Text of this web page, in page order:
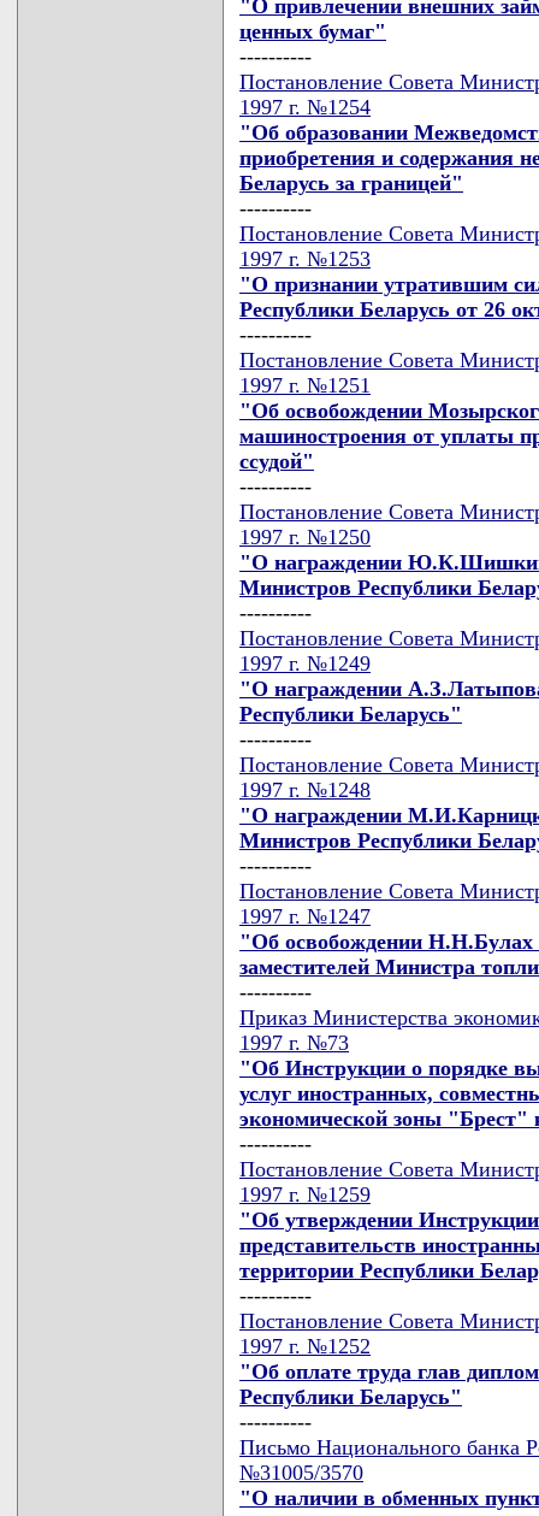
"О привлечении внешних
ценных бумаг"
----------
Постановление Совета
1997 г. №1254
"Об образовании
приобретения и содержания
Беларусь за границей"
----------
Постановление Совета
1997 г. №1253
"О признании утратившим
Республики Беларусь от 26
----------
Постановление Совета
1997 г. №1251
"Об освобождении
машиностроения от уплаты
ссудой"
----------
Постановление Совета
1997 г. №1250
"О награждении
Министров Республики
----------
Постановление Совета
1997 г. №1249
"О награждении
Республики Беларусь"
----------
Постановление Совета
1997 г. №1248
"О награждении
Министров Республики
----------
Постановление Совета
1997 г. №1247
"Об освобождении
заместителей Министра
----------
Приказ Министерства
1997 г. №73
"Об Инструкции о порядке
услуг иностранных,
экономической зоны "Брест"
----------
Постановление Совета
1997 г. №1259
"Об утверждении
представительств
территории Республики
----------
Постановление Совета
1997 г. №1252
"Об оплате труда глав
Республики Беларусь"
----------
Письмо Национального банка
№31005/3570
"О наличии в обменных